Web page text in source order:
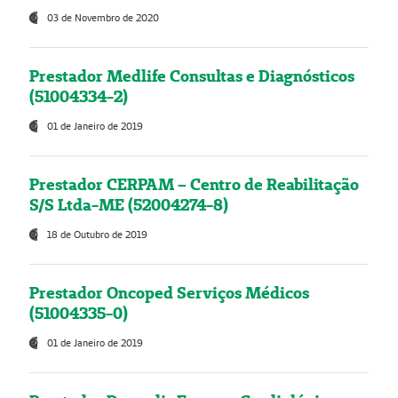
03 de Novembro de 2020
Prestador Medlife Consultas e Diagnósticos
(51004334-2)
01 de Janeiro de 2019
Prestador CERPAM – Centro de Reabilitação
S/S Ltda-ME (52004274-8)
18 de Outubro de 2019
Prestador Oncoped Serviços Médicos
(51004335-0)
01 de Janeiro de 2019